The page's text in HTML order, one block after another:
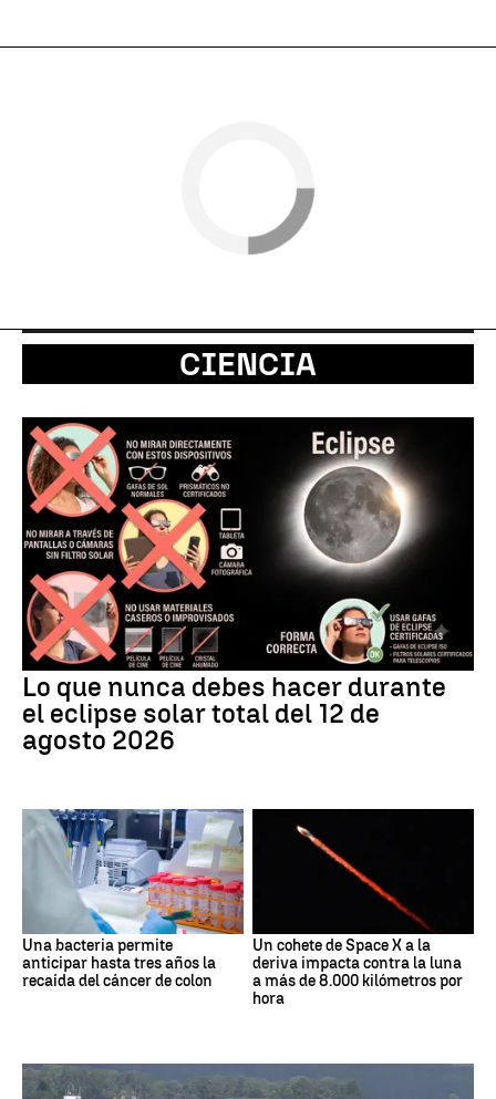
CIENCIA
Lo que nunca debes hacer durante
el eclipse solar total del 12 de
agosto 2026
Una bacteria permite
anticipar hasta tres años la
recaída del cáncer de colon
Un cohete de Space X a la
deriva impacta contra la luna
a más de 8.000 kilómetros por
hora